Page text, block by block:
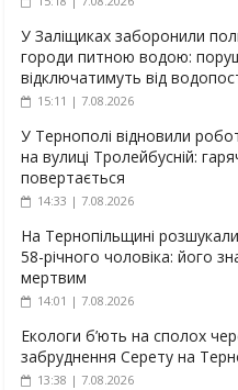
У Заліщиках заборонили
городи питною водою:
відключатимуть від
15:11 | 7.08.2026
У Тернополі відновили
на вулиці Тролейбусній:
повертається
14:33 | 7.08.2026
На Тернопільщині
58-річного чоловіка: його
мертвим
14:01 | 7.08.2026
Екологи б’ють на сполох
забруднення Серету на
13:38 | 7.08.2026